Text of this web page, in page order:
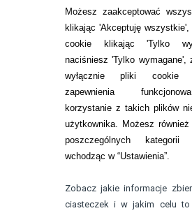
Możesz zaakceptować
klikając 'Akceptuję
cookie klikając 'Tylko
naciśniesz 'Tylko wymagane',
wyłącznie pliki cookie
zapewnienia
korzystanie z takich plików
użytkownika. Możesz
poszczególnych
wchodząc w “Ustawienia”.
Zobacz jakie informacje
ciasteczek i w jakim celu to
SOCZEWKI KOLOROWE
Zwrot (odstąpienie od umowy)
ZMIEŃ USTAWIENIA ZGODY NA
KONTAKT
telefon:
22 113 44 42
telefon:
732 08 08 72